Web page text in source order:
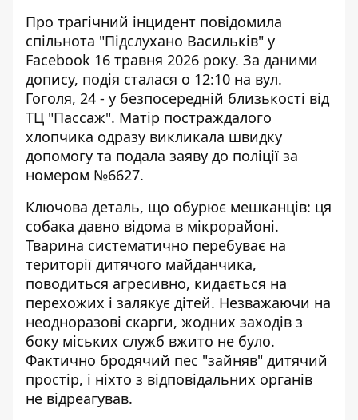
Про трагічний інцидент повідомила
спільнота "Підслухано Васильків" у
Facebook 16 травня 2026 року. За даними
допису, подія сталася о 12:10 на вул.
Гоголя, 24 - у безпосередній близькості від
ТЦ "Пассаж". Матір постраждалого
хлопчика одразу викликала швидку
допомогу та подала заяву до поліції за
номером №6627.
Ключова деталь, що обурює мешканців: ця
собака давно відома в мікрорайоні.
Тварина систематично перебуває на
території дитячого майданчика,
поводиться агресивно, кидається на
перехожих і залякує дітей. Незважаючи на
неодноразові скарги, жодних заходів з
боку міських служб вжито не було.
Фактично бродячий пес "зайняв" дитячий
простір, і ніхто з відповідальних органів
не відреагував.